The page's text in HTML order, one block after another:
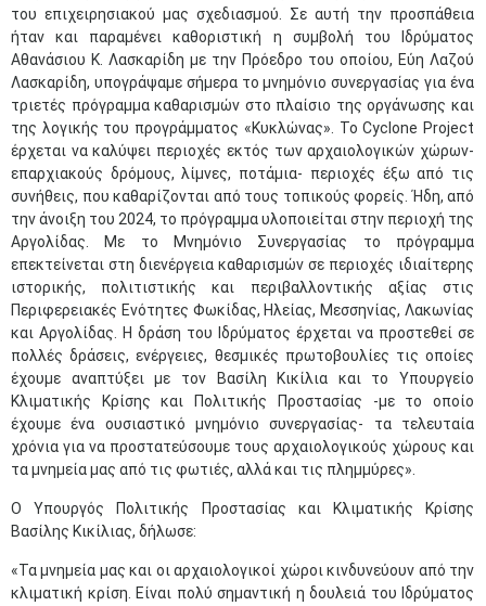
του επιχειρησιακού μας σχεδιασμού. Σε αυτή την προσπάθεια
ήταν και παραμένει καθοριστική η συμβολή του Ιδρύματος
Αθανάσιου Κ. Λασκαρίδη με την Πρόεδρο του οποίου, Εύη Λαζού
Λασκαρίδη, υπογράψαμε σήμερα το μνημόνιο συνεργασίας για ένα
τριετές πρόγραμμα καθαρισμών στο πλαίσιο της οργάνωσης και
της λογικής του προγράμματος «Κυκλώνας». Το Cyclone Project
έρχεται να καλύψει περιοχές εκτός των αρχαιολογικών χώρων-
επαρχιακούς δρόμους, λίμνες, ποτάμια- περιοχές έξω από τις
συνήθεις, που καθαρίζονται από τους τοπικούς φορείς. Ήδη, από
την άνοιξη του 2024, το πρόγραμμα υλοποιείται στην περιοχή της
Αργολίδας. Με το Μνημόνιο Συνεργασίας το πρόγραμμα
επεκτείνεται στη διενέργεια καθαρισμών σε περιοχές ιδιαίτερης
ιστορικής, πολιτιστικής και περιβαλλοντικής αξίας στις
Περιφερειακές Ενότητες Φωκίδας, Ηλείας, Μεσσηνίας, Λακωνίας
και Αργολίδας. Η δράση του Ιδρύματος έρχεται να προστεθεί σε
πολλές δράσεις, ενέργειες, θεσμικές πρωτοβουλίες τις οποίες
έχουμε αναπτύξει με τον Βασίλη Κικίλια και το Υπουργείο
Κλιματικής Κρίσης και Πολιτικής Προστασίας -με το οποίο
έχουμε ένα ουσιαστικό μνημόνιο συνεργασίας- τα τελευταία
χρόνια για να προστατεύσουμε τους αρχαιολογικούς χώρους και
τα μνημεία μας από τις φωτιές, αλλά και τις πλημμύρες».
Ο Υπουργός Πολιτικής Προστασίας και Κλιματικής Κρίσης
Βασίλης Κικίλιας, δήλωσε:
«Τα μνημεία μας και οι αρχαιολογικοί χώροι κινδυνεύουν από την
κλιματική κρίση. Είναι πολύ σημαντική η δουλειά του Ιδρύματος